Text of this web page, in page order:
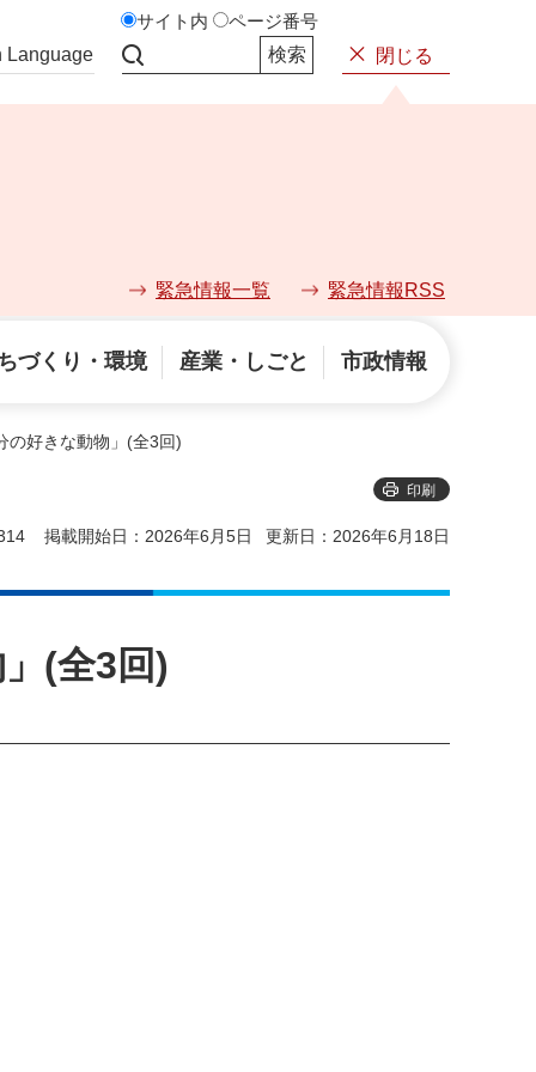
Language
サイト内 ページ番号
閉じる
緊急情報一覧 緊急情報RSS
づくり・環境 産業・しごと 市政情報
の好きな動物」(全3回)
印刷
掲載開始日：2026年6月5日 更新日：2026年6月18日
(全3回)